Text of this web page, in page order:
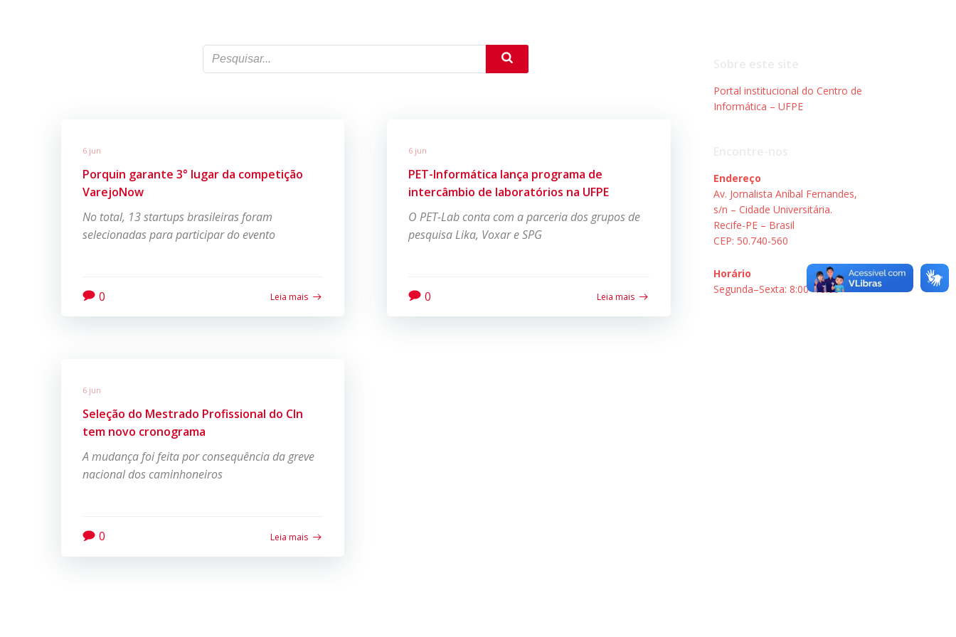
6 jun
Porquin garante 3° lugar da competição
VarejoNow
No total, 13 startups brasileiras foram
selecionadas para participar do evento
0 Leia mais
6 jun
PET-Informática lança programa de
intercâmbio de laboratórios na UFPE
O PET-Lab conta com a parceria dos grupos de
pesquisa Lika, Voxar e SPG
0 Leia mais
6 jun
Seleção do Mestrado Profissional do CIn
tem novo cronograma
A mudança foi feita por consequência da greve
nacional dos caminhoneiros
0 Leia mais
Portal institucional do Centro de
Informática – UFPE
Endereço
Av. Jornalista Aníbal Fernandes,
s/n – Cidade Universitária.
Recife-PE – Brasil
CEP: 50.740-560
Horário
Segunda–Sexta: 8:00–18:00